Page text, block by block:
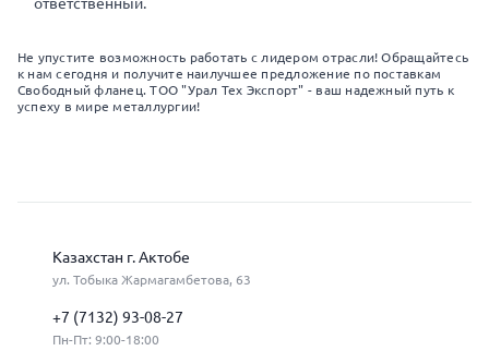
Не упустите возможность работать с лидером отрасли! Обращайтесь
к нам сегодня и получите наилучшее предложение по поставкам
Свободный фланец. ТОО "Урал Тех Экспорт" - ваш надежный путь к
успеху в мире металлургии!
Казахстан г. Актобе
ул. Тобыка Жармагамбетова, 63
+7 (7132) 93-08-27
Пн-Пт: 9:00-18:00